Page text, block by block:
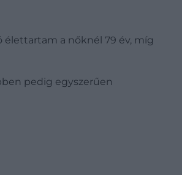
élettartam a nőknél 79 év, míg
pedig egyszerűen